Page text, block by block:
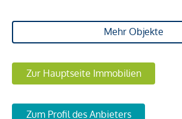
Mehr Objekte
Zur Hauptseite Immobilien
Zum Profil des Anbieters